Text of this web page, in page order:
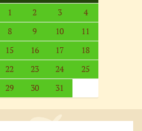
1 2 3
4
8 9 10
11
15 16 17
18
22 23 24
25
29 30 31